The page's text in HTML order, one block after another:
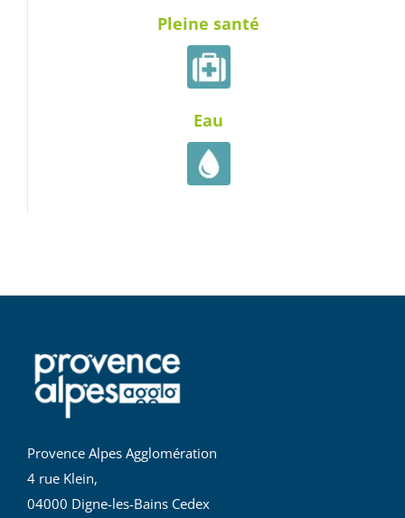
Pleine santé
Eau
Provence Alpes Agglomération
4 rue Klein,
04000 Digne-les-Bains Cedex